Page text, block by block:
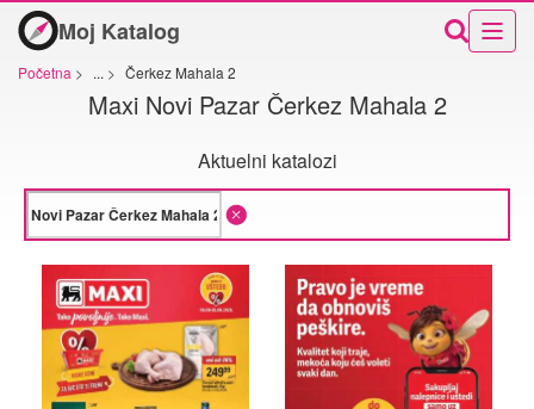
Moj Katalog
Početna > ... > Čerkez Mahala 2
Maxi Novi Pazar Čerkez Mahala 2
Aktuelni katalozi